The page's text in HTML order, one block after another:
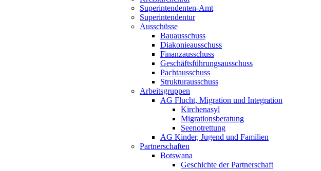
Superintendenten-Amt
Superintendentur
Ausschüsse
Bauausschuss
Diakonieausschuss
Finanzausschuss
Geschäftsführungsausschuss
Pachtausschuss
Strukturausschuss
Arbeitsgruppen
AG Flucht, Migration und Integration
Kirchenasyl
Migrationsberatung
Seenotrettung
AG Kinder, Jugend und Familien
Partnerschaften
Botswana
Geschichte der Partnerschaft